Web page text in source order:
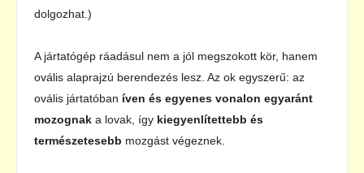
dolgozhat.)
A jártatógép ráadásul nem a jól megszokott kör, hanem
ovális alaprajzú berendezés lesz. Az ok egyszerű: az
ovális jártatóban íven és egyenes vonalon egyaránt
mozognak a lovak, így kiegyenlítettebb és
természetesebb mozgást végeznek.